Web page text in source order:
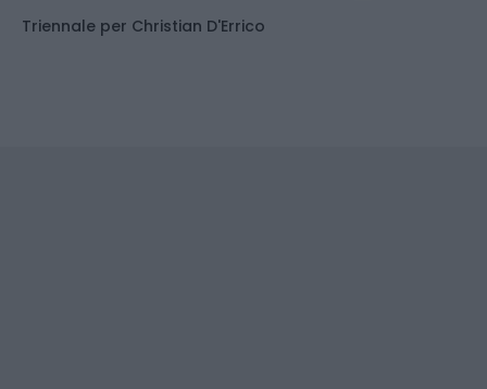
Triennale per Christian D'Errico